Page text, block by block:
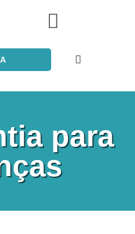
para